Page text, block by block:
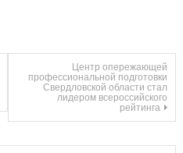
Центр опережающей
профессиональной подготовки
Свердловской области стал
лидером всероссийского
рейтинга